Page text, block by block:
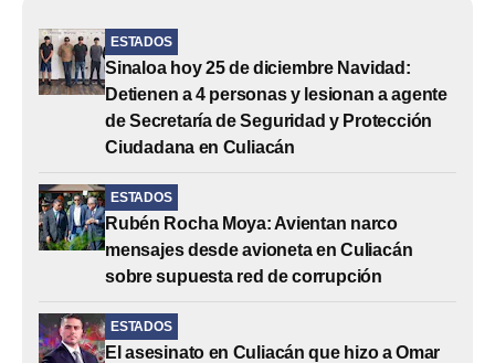
ESTADOS
Sinaloa hoy 25 de diciembre Navidad:
Detienen a 4 personas y lesionan a agente
de Secretaría de Seguridad y Protección
Ciudadana en Culiacán
ESTADOS
Rubén Rocha Moya: Avientan narco
mensajes desde avioneta en Culiacán
sobre supuesta red de corrupción
ESTADOS
El asesinato en Culiacán que hizo a Omar